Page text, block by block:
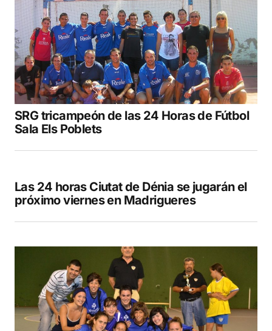
Your E-mail*
Guarda mi nombre, correo electrónico y web
en este navegador para la próxima vez que
comente.
COMENTAR
SRG tricampeón de las 24 Horas de Fútbol
Sala Els Poblets
Las 24 horas Ciutat de Dénia se jugarán el
próximo viernes en Madrigueres